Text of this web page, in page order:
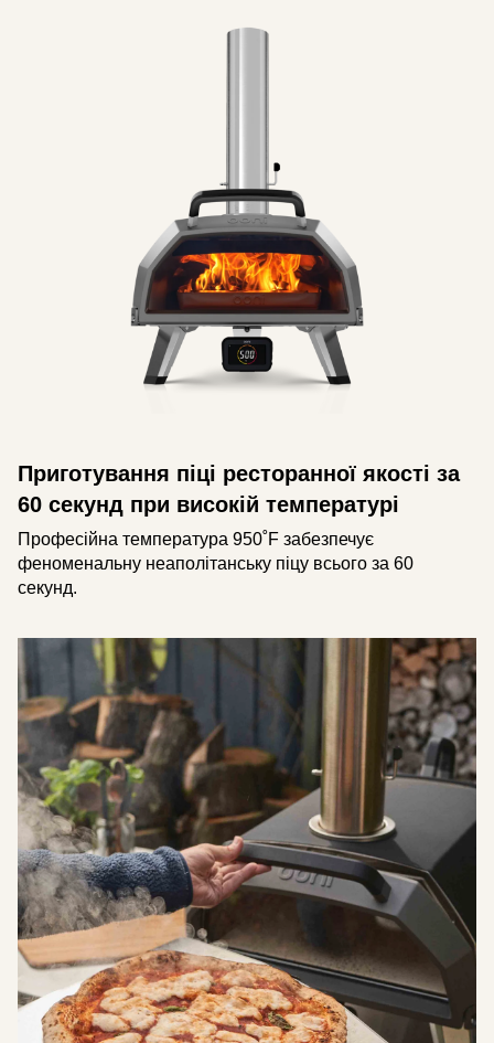
Приготування піці ресторанної якості за
60 секунд при високій температурі
Професійна температура 950˚F забезпечує
феноменальну неаполітанську піцу всього за 60
секунд.